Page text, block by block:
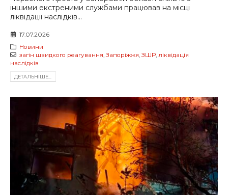
іншими екстреними службами працював на місці
ліквідації наслідків...
17.07.2026
Новини
загін швидкого реагування, Запоріжжя, ЗШР, ліквідація
наслідків
ДЕТАЛЬНIШЕ...